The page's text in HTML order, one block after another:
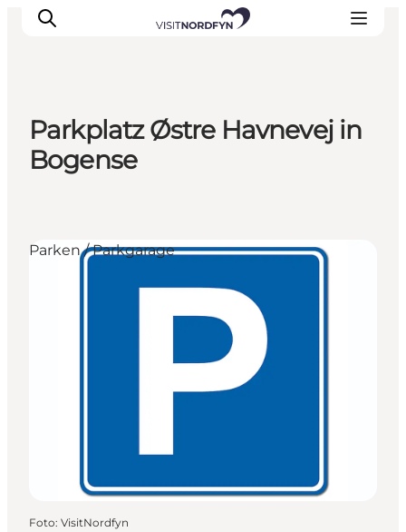
Erleben
Eventkalender
Erlebnisbuchung
Parkplatz Østre Havnevej in
Bogense
Parken / Parkgarage
Foto: VisitNordfyn